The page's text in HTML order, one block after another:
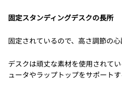
固定スタンディングデスクの長所
固定されているので、高さ調節の心
デスクは頑丈な素材を使用されて
ュータやラップトップをサポートす